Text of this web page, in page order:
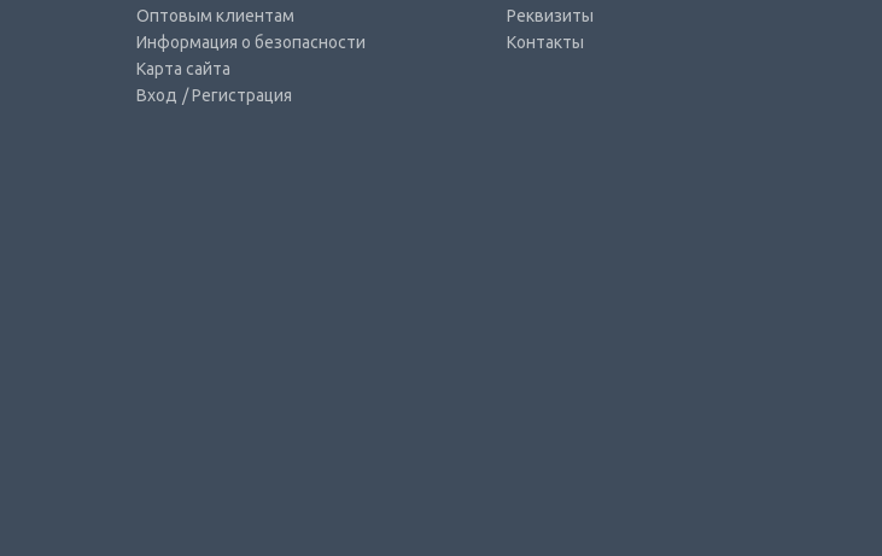
Оптовым клиентам
Информация о безопасности
Карта сайта
Вход / Регистрация
Реквизиты
Контакты